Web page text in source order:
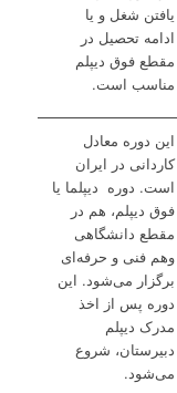
یافتن شغل و یا
ادامه تحصیل در
مقطع فوق دیپلم
مناسب است.
این دوره معادل
کاردانی در ایران
است. دوره دیپلما یا
فوق دیپلم، هم در
مقطع دانشگاهی
وهم فنی و حرفه‌ای
برگزار می‌شود. این
دوره پس از اخذ
مدرک دیپلم
دبیرستان، شروع
می‌شود.